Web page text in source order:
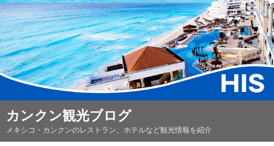
カンクン観光ブログ
メキシコ・カンクンのレストラン、ホテルなど観光情報を紹介